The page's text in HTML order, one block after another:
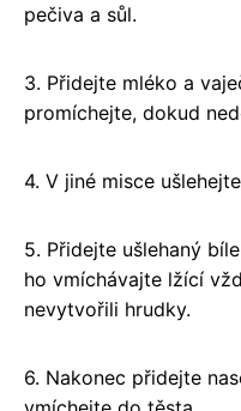
pečiva a sůl.
3. Přidejte mléko a
promíchejte, dokud
4. V jiné misce
5. Přidejte ušlehaný
ho vmíchávajte lžící
nevytvořili hrudky.
6. Nakonec přidejte